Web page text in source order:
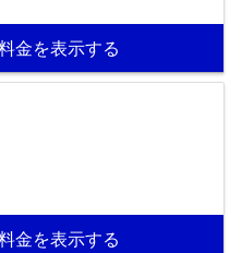
金を表示する
金を表示する